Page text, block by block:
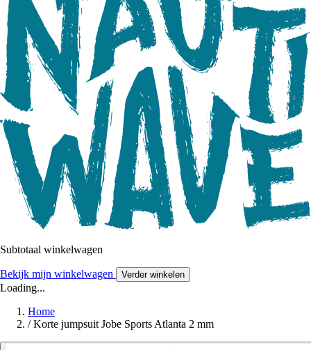
Subtotaal winkelwagen
Bekijk mijn winkelwagen Verder winkelen
Loading...
Home
/ Korte jumpsuit Jobe Sports Atlanta 2 mm